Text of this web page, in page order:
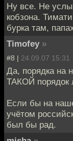
Ну все. Не
кобзона.
бурка там,
Timofey »
#8 | 24.09.07 15:31
Да, порядка на
ТАКОЙ порядок
Если бы на
учётом
был бы рад.